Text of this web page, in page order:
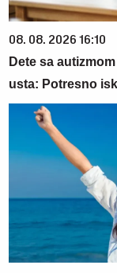
08. 08. 2026 16:10
Dete sa
usta: Potresno